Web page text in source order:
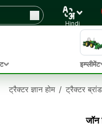
Hindi
इम्प्लीमेंट
ट्रैक्टर ज्ञान होम / ट्रैक्टर ब्रांड